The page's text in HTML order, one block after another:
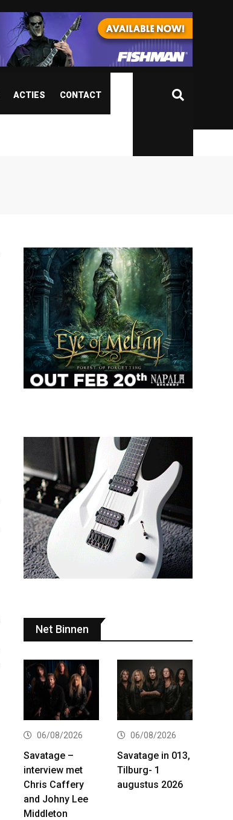
ACTIES CONTACT
Net Binnen
06/08/2026
Savatage –
interview met
Chris Caffery
and Johny Lee
Middleton
06/08/2026
Savatage in 013,
Tilburg- 1
augustus 2026